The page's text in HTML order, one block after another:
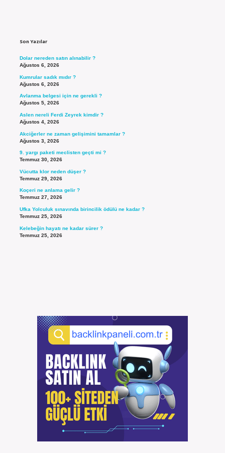
Son Yazılar
Dolar nereden satın alınabilir ?
Ağustos 6, 2026
Kumrular sadık mıdır ?
Ağustos 6, 2026
Avlanma belgesi için ne gerekli ?
Ağustos 5, 2026
Aslen nereli Ferdi Zeyrek kimdir ?
Ağustos 4, 2026
Akciğerler ne zaman gelişimini tamamlar ?
Ağustos 3, 2026
9. yargı paketi meclisten geçti mi ?
Temmuz 30, 2026
Vücutta klor neden düşer ?
Temmuz 29, 2026
Koçeri ne anlama gelir ?
Temmuz 27, 2026
Ufka Yolculuk sınavında birincilik ödülü ne kadar ?
Temmuz 25, 2026
Kelebeğin hayatı ne kadar sürer ?
Temmuz 25, 2026